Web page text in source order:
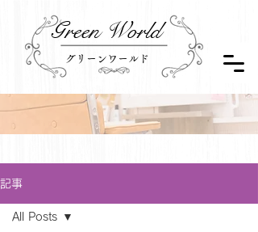
Green World
グリーンワールド
記事
All Posts